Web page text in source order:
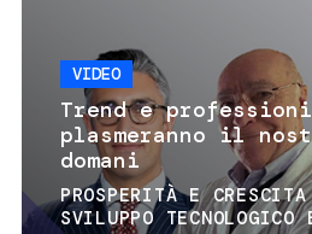
VIDEO
Trend e
plasmeranno il
domani
PROSPERITÀ E CRESCITA
SVILUPPO TECNOLOGICO